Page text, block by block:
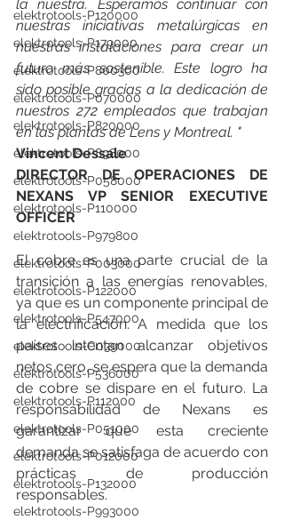
elektrotools-P120000
elektrotools-P179000
elektrotools-P800300
elektrotools-P070000
elektrotools-P820000
elektrotools-P898000
elektrotools-P058000
elektrotools-P110000
elektrotools-P979800
elektrotools-P003000
elektrotools-P122000
elektrotools-P547000
elektrotools-C039000
elektrotools-P536000
elektrotools-P112000
elektrotools-P051000
elektrotools-P012000
elektrotools-P132000
elektrotools-P993000
la nuestra. Esperamos continuar con
nuestras iniciativas metalúrgicas en
nuestras instalaciones para crear un
futuro más sostenible. Este logro ha
sido posible gracias a la dedicación de
nuestros 272 empleados que trabajan
en las plantas de Lens y Montreal. "
Vincent Dessale
DIRECTOR DE OPERACIONES DE
NEXANS VP SENIOR EXECUTIVE
OFFICER
El cobre es una parte crucial de la
transición a las energías renovables,
ya que es un componente principal de
la electrificación. A medida que los
países intentan alcanzar objetivos
netos cero, se espera que la demanda
de cobre se dispare en el futuro. La
responsabilidad de Nexans es
garantizar que esta creciente
demanda se satisfaga de acuerdo con
prácticas de producción
responsables.